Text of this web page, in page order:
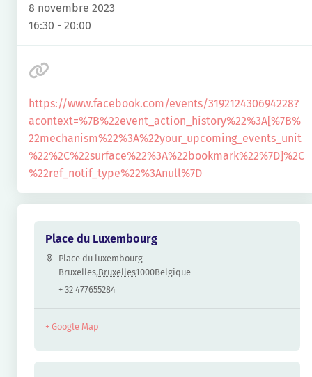
8 novembre 2023
16:30 - 20:00
https://www.facebook.com/events/319212430694228?
acontext=%7B%22event_action_history%22%3A[%7B%
22mechanism%22%3A%22your_upcoming_events_unit
%22%2C%22surface%22%3A%22bookmark%22%7D]%2C
%22ref_notif_type%22%3Anull%7D
Place du Luxembourg
Place du luxembourg
Bruxelles,Bruxelles1000Belgique
+ 32 477655284
+ Google Map